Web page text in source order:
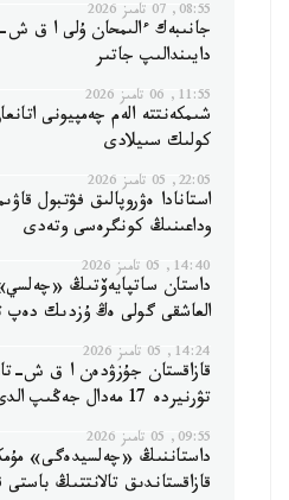
08:55, 07 تامىز 2026
جانىبەك ءالىمحان ۇلى ا ق ش-
دايىندالىپ جاتىر
11:55, 06 تامىز 2026
شىمكەنتتە الەم چەمپيونى
كولىك سىيلادى
22:05, 05 تامىز 2026
استانادا ەۋروپالىق فۋتبول
وداعىنىڭ كونگرەسى وتەدى
14:40, 05 تامىز 2026
داستان ساتپايەۆتىڭ
العاشقى گولى ەڭ ۇزدىك دەپ
14:24, 05 تامىز 2026
قازاقستان جۇزۋدەن ا ق ش-
تۋرنيردە 17 مەدال جەڭىپ الدى
09:55, 05 تامىز 2026
داستاننىڭ «چەلسيدەگى»
قازاقستاندىق تالانتتىڭ